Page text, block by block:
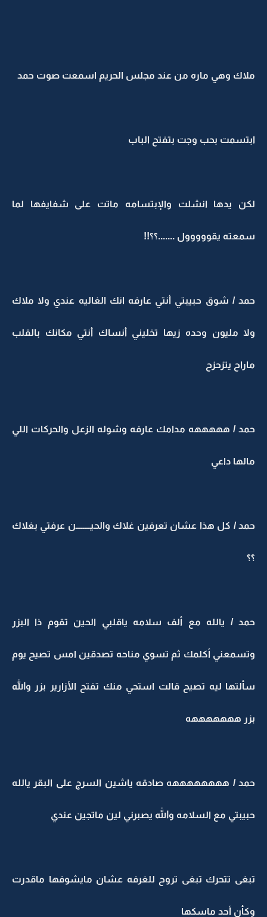
ملاك وهي ماره من عند مجلس الحريم اسمعت صوت حمد
ابتسمت بحب وجت بتفتح الباب
لكن يدها انشلت والإبتسامه ماتت على شفايفها لما
سمعته يقووووول .......؟؟!!
حمد / شوق حبيبتي أنتي عارفه انك الغاليه عندي ولا ملاك
ولا مليون وحده زيها تخليني أنساك أنتي مكانك بالقلب
ماراح يتزحزح
حمد / هههههه مدامك عارفه وشوله الزعل والحركات اللي
مالها داعي
حمد / كل هذا عشان تعرفين غلاك والحيــــــــن عرفتي بغلاك
؟؟
حمد / يالله مع ألف سلامه ياقلبي الحين تقوم ذا البزر
وتسمعني أكلمك ثم تسوي مناحه تصدقين امس تصيح يوم
سألتها ليه تصيح قالت استحي منك تفتح الأزارير بزر والله
بزر هههههههه
حمد / ههههههههه صادقه ياشين السرج على البقر يالله
حبيبتي مع السلامه والله يصبرني لين ماتجين عندي
تبغى تتحرك تبغى تروح للغرفه عشان مايشوفها ماقدرت
وكأن أحد ماسكها